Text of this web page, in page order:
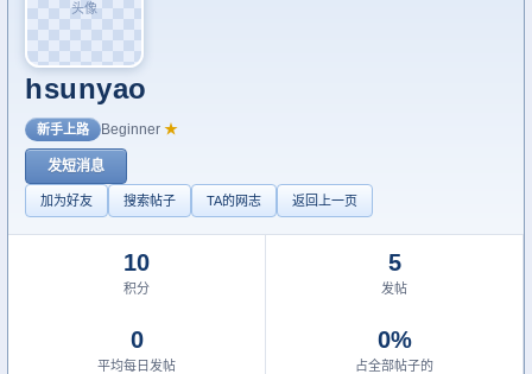
头像
hsunyao
新手上路 Beginner ★
发短消息
加为好友 搜索帖子 TA的网志 返回上一页
10
积分
5
发帖
0
平均每日发帖
0%
占全部帖子的